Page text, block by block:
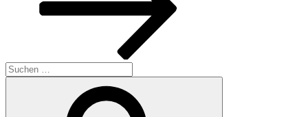
Suchen
nach: